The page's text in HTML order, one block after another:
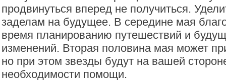
продвинуться вперед не получиться.
заделам на будущее. В середине мая
время планированию путешествий и
изменений. Вторая половина мая может
но при этом звезды будут на вашей
необходимости помощи.